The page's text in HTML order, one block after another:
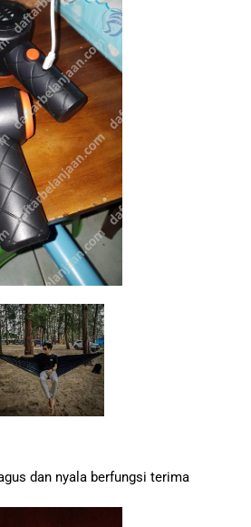
dan nyala berfungsi terima